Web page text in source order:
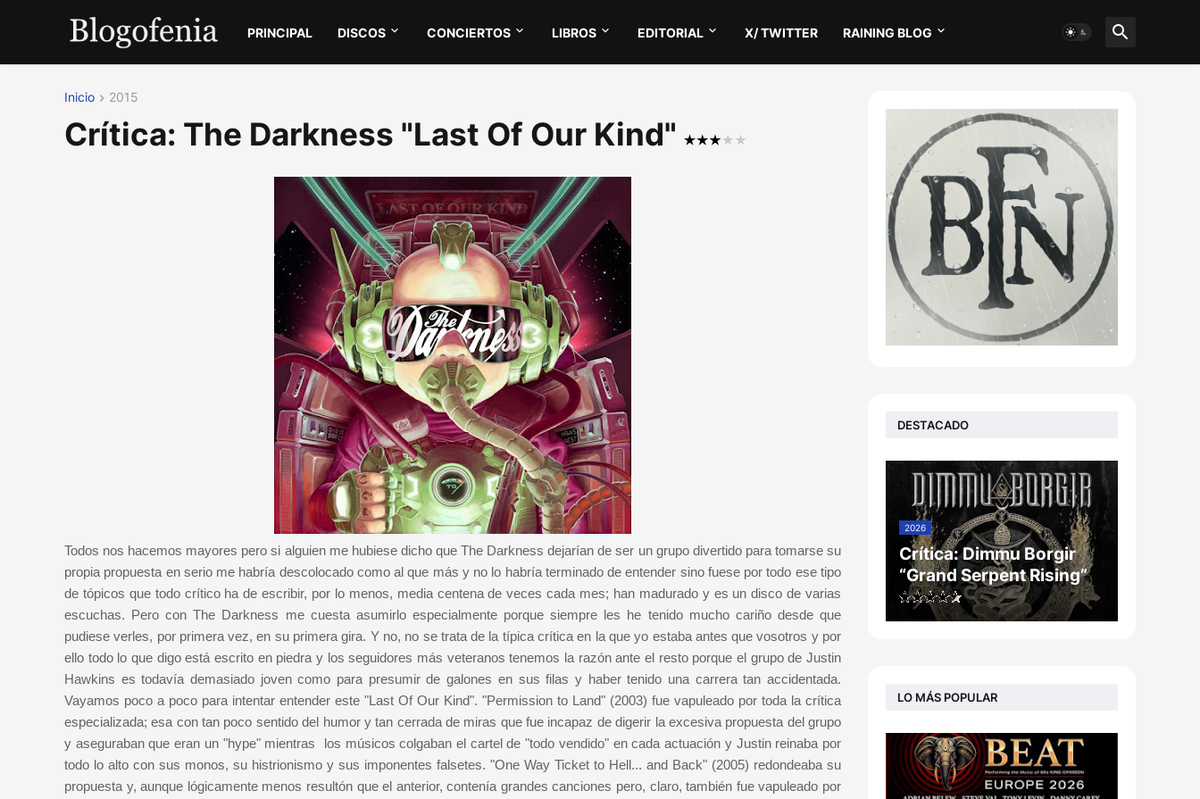
PRINCIPAL DISCOS CONCIERTOS LIBROS EDITORIAL X/ TWITTER RAINING BLOG
Inicio 2015
Crítica: The Darkness "Last Of Our Kind"
Todos nos hacemos mayores pero si alguien me hubiese dicho que The Darkness dejarían de ser un grupo divertido para tomarse su
propia propuesta en serio me habría descolocado como al que más y no lo habría terminado de entender sino fuese por todo ese tipo
de tópicos que todo crítico ha de escribir, por lo menos, media centena de veces cada mes; han madurado y es un disco de varias
escuchas. Pero con The Darkness me cuesta asumirlo especialmente porque siempre les he tenido mucho cariño desde que
pudiese verles, por primera vez, en su primera gira. Y no, no se trata de la típica crítica en la que yo estaba antes que vosotros y por
ello todo lo que digo está escrito en piedra y los seguidores más veteranos tenemos la razón ante el resto porque el grupo de Justin
Hawkins es todavía demasiado joven como para presumir de galones en sus filas y haber tenido una carrera tan accidentada.
Vayamos poco a poco para intentar entender este "Last Of Our Kind". "Permission to Land" (2003) fue vapuleado por toda la crítica
especializada; esa con tan poco sentido del humor y tan cerrada de miras que fue incapaz de digerir la excesiva propuesta del grupo
y aseguraban que eran un "hype" mientras los músicos colgaban el cartel de "todo vendido" en cada actuación y Justin reinaba por
todo lo alto con sus monos, su histrionismo y sus imponentes falsetes. "One Way Ticket to Hell... and Back" (2005) redondeaba su
propuesta y, aunque lógicamente menos resultón que el anterior, contenía grandes canciones pero, claro, también fue vapuleado por
DESTACADO
2026
Crítica: Dimmu Borgir
“Grand Serpent Rising”
LO MÁS POPULAR